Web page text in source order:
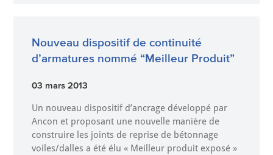
Nouveau dispositif de continuité
d’armatures nommé “Meilleur Produit”
03 mars 2013
Un nouveau dispositif d’ancrage développé par
Ancon et proposant une nouvelle manière de
construire les joints de reprise de bétonnage
voiles/dalles a été élu « Meilleur produit exposé »